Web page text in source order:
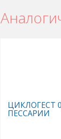
ЦИКЛОГЕСТ
ПЕССАРИИ